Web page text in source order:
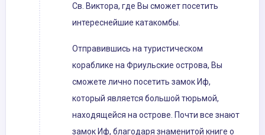
Св. Виктора, где Вы сможет посетить
интереснейшие катакомбы.
Отправившись на туристическом
кораблике на Фриульские острова, Вы
сможете лично посетить замок Иф,
который является большой тюрьмой,
находящейся на острове. Почти все знают
замок Иф, благодаря знаменитой книге о